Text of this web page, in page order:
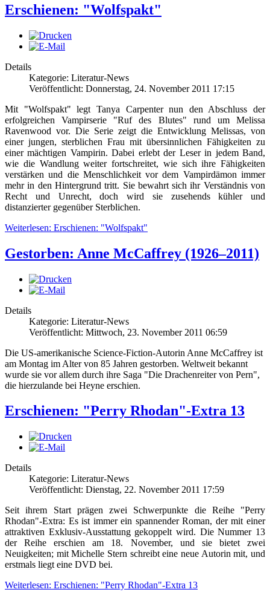
Erschienen: "Wolfspakt"
Details
Kategorie: Literatur-News
Veröffentlicht: Donnerstag, 24. November 2011 17:15
Mit "Wolfspakt" legt Tanya Carpenter nun den Abschluss der
erfolgreichen Vampirserie "Ruf des Blutes" rund um Melissa
Ravenwood vor. Die Serie zeigt die Entwicklung Melissas, von
einer jungen, sterblichen Frau mit übersinnlichen Fähigkeiten zu
einer mächtigen Vampirin. Dabei erlebt der Leser in jedem Band,
wie die Wandlung weiter fortschreitet, wie sich ihre Fähigkeiten
verstärken und die Menschlichkeit vor dem Vampirdämon immer
mehr in den Hintergrund tritt. Sie bewahrt sich ihr Verständnis von
Recht und Unrecht, doch wird sie zusehends kühler und
distanzierter gegenüber Sterblichen.
Weiterlesen: Erschienen: "Wolfspakt"
Gestorben: Anne McCaffrey (1926–2011)
Details
Kategorie: Literatur-News
Veröffentlicht: Mittwoch, 23. November 2011 06:59
Die US-amerikanische Science-Fiction-Autorin Anne McCaffrey ist
am Montag im Alter von 85 Jahren gestorben. Weltweit bekannt
wurde sie vor allem durch ihre Saga "Die Drachenreiter von Pern",
die hierzulande bei Heyne erschien.
Erschienen: "Perry Rhodan"-Extra 13
Details
Kategorie: Literatur-News
Veröffentlicht: Dienstag, 22. November 2011 17:59
Seit ihrem Start prägen zwei Schwerpunkte die Reihe "Perry
Rhodan"-Extra: Es ist immer ein spannender Roman, der mit einer
attraktiven Exklusiv-Ausstattung gekoppelt wird. Die Nummer 13
der Reihe erschien am 18. November, und sie bietet zwei
Neuigkeiten; mit Michelle Stern schreibt eine neue Autorin mit, und
erstmals liegt eine DVD bei.
Weiterlesen: Erschienen: "Perry Rhodan"-Extra 13